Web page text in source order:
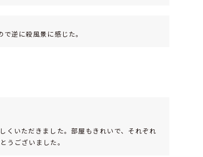
逆に殺風景に感じた。
くいただきました。部屋もきれいで、それぞれ
うございました。